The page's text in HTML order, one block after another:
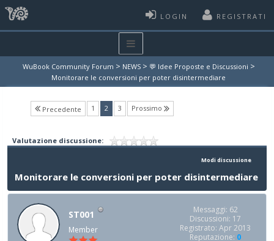
LOGIN REGISTRATI
WuBook Community Forum > NEWS > 💬 Idee Proposte e Discussioni >
Monitorare le conversioni per poter disintermediare
Precedente 1 2(current)
3 Prossimo
Valutazione discussione:
Modi discussione
Monitorare le conversioni per poter disintermediare
ST001
Member
Messaggi: 62
Discussioni: 17
Registrato: Apr 2013
Reputazione: 0